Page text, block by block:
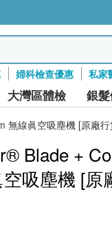
婦科檢查優惠 私家
大灣區體檢 銀
無線眞空吸塵機 [原廠行
Blade +
吸塵機 [原